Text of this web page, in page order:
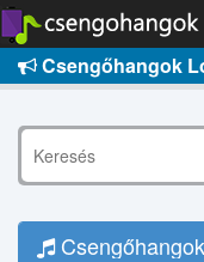
Csengőhangok